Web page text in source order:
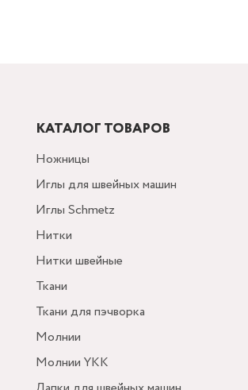
КАТАЛОГ ТОВАРОВ
Ножницы
Иглы для швейных машин
Иглы Schmetz
Нитки
Нитки швейные
Ткани
Ткани для пэчворка
Молнии
Молнии YKK